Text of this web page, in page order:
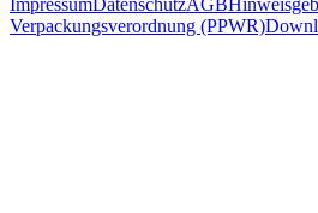
ImpressumDatenschutzAGB
Verpackungsverordnung (PPWR)